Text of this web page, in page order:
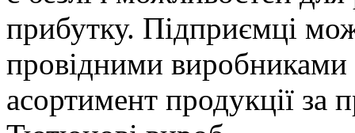
прибутку. Підприємці
провідними виробниками
асортимент продукції за